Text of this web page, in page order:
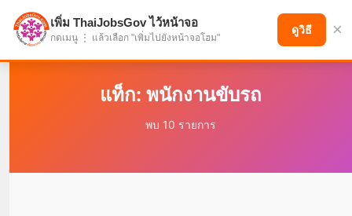
แบ่งปันโอกาส เพื่ออนาคตที่ก้าวหน้า
แท็ก: พนักงานขับรถ
พบ 10 รายการ
เพิ่ม ThaiJobsGov ไว้หน้าจอ
กดเมนู ⋮ แล้วเลือก "เพิ่มไปยังหน้าจอโฮม"
ดูวิธี ×